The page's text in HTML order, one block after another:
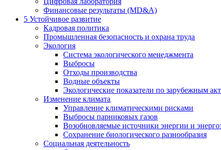
Финансовые результаты (MD&A)
5 Устойчивое развитие
Кадровая политика
Промышленная безопасность и охрана труда
Экология
Система экологического менеджмента
Выбросы
Отходы производства
Водные объекты
Экологические показатели по зарубежным
Изменение климата
Управление климатическими рисками
Выбросы парниковых газов
Возобновляемые источники энергии и
Сохранение биологического разнообразия
Социальная деятельность